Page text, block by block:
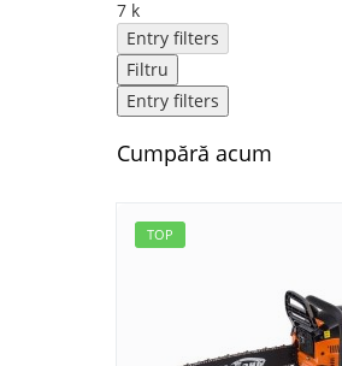
7 k
Entry filters
Filtru
Entry filters
Cumpără acum
TOP